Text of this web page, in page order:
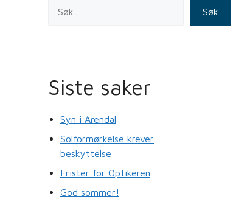
Søk
Siste saker
Syn i Arendal
Solformørkelse krever
beskyttelse
Frister for Optikeren
God sommer!